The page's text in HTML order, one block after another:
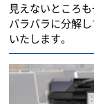
見えないところ
バラバラに分解
いたします。